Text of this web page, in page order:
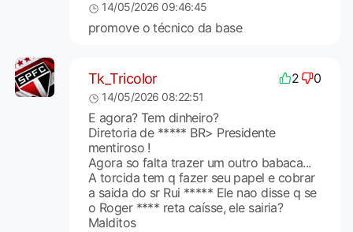
14/05/2026 09:46:45
promove o técnico da base
Tk_Tricolor 2 0
14/05/2026 08:22:51
E agora? Tem dinheiro?
Diretoria de ***** BR> Presidente
mentiroso !
Agora so falta trazer um outro babaca...
A torcida tem q fazer seu papel e cobrar
a saida do sr Rui ***** Ele nao disse q se
o Roger **** reta caísse, ele sairia?
Malditos